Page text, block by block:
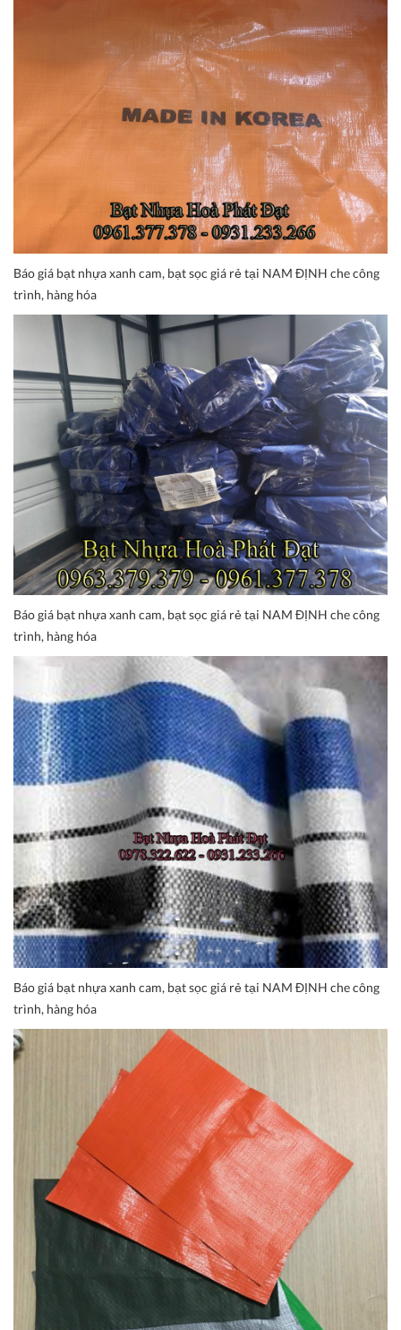
Báo giá bạt nhựa xanh cam, bạt sọc giá rẻ tại NAM ĐỊNH che công
trình, hàng hóa
Báo giá bạt nhựa xanh cam, bạt sọc giá rẻ tại NAM ĐỊNH che công
trình, hàng hóa
Báo giá bạt nhựa xanh cam, bạt sọc giá rẻ tại NAM ĐỊNH che công
trình, hàng hóa